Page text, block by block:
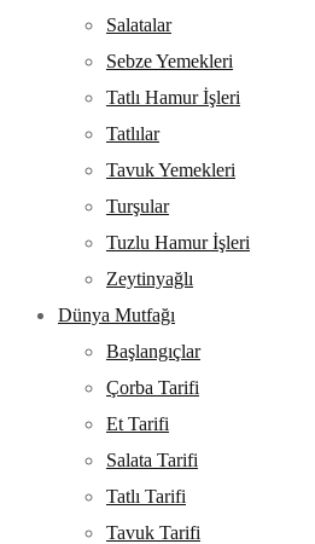
Salatalar
Sebze Yemekleri
Tatlı Hamur İşleri
Tatlılar
Tavuk Yemekleri
Turşular
Tuzlu Hamur İşleri
Zeytinyağlı
Dünya Mutfağı
Başlangıçlar
Çorba Tarifi
Et Tarifi
Salata Tarifi
Tatlı Tarifi
Tavuk Tarifi